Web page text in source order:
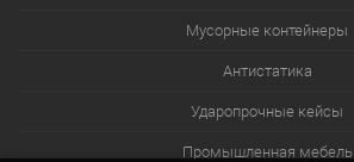
Мусорные контейнеры
Антистатика
Ударопрочные кейсы
Промышленная мебель